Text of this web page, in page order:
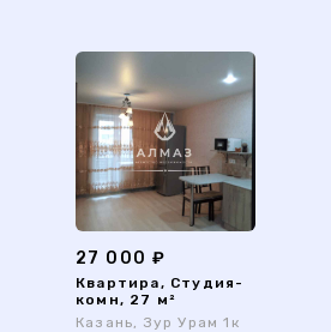
27 000 ₽
Квартира, Студия-
комн, 27 м²
Казань, Зур Урам 1к